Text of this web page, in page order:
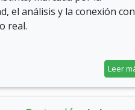
el análisis y la conexión con
real.
Leer